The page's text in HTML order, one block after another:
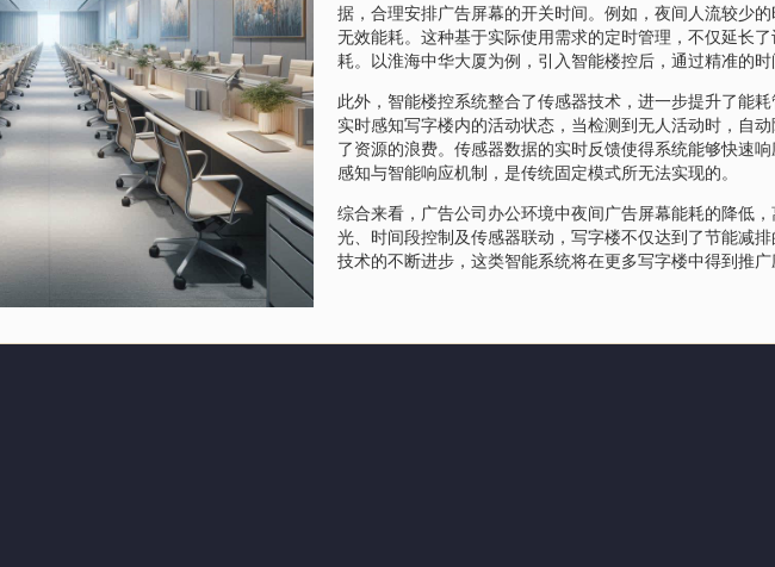
据，合理安排广告屏幕的开关时间。例如，夜间人流较少
无效能耗。这种基于实际使用需求的定时管理，不仅延长
耗。以淮海中华大厦为例，引入智能楼控后，通过精准的
此外，智能楼控系统整合了传感器技术，进一步提升了能
实时感知写字楼内的活动状态，当检测到无人活动时，自
了资源的浪费。传感器数据的实时反馈使得系统能够快速
感知与智能响应机制，是传统固定模式所无法实现的。
综合来看，广告公司办公环境中夜间广告屏幕能耗的降低
光、时间段控制及传感器联动，写字楼不仅达到了节能减
技术的不断进步，这类智能系统将在更多写字楼中得到推